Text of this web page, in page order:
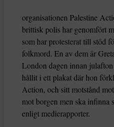
organisationen Palestine
brittisk polis har genomfört
som har protesterat till stöd
folkmord. En av dem är
London dagen innan
hållit i ett plakat där hon
Action, och sitt motstånd
mot borgen men ska infinna
enligt medierapporter.